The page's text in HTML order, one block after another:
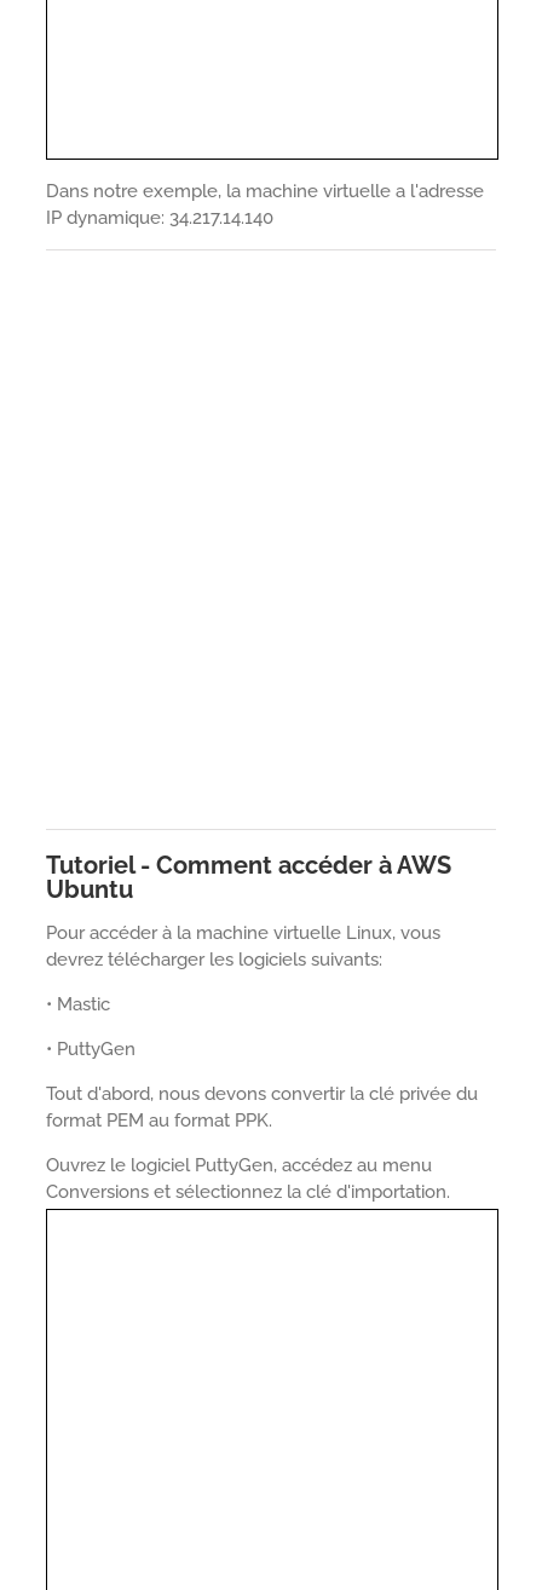
Dans notre exemple, la machine virtuelle a l'adresse
IP dynamique: 34.217.14.140
Tutoriel - Comment accéder à AWS
Ubuntu
Pour accéder à la machine virtuelle Linux, vous
devrez télécharger les logiciels suivants:
• Mastic
• PuttyGen
Tout d'abord, nous devons convertir la clé privée du
format PEM au format PPK.
Ouvrez le logiciel PuttyGen, accédez au menu
Conversions et sélectionnez la clé d'importation.